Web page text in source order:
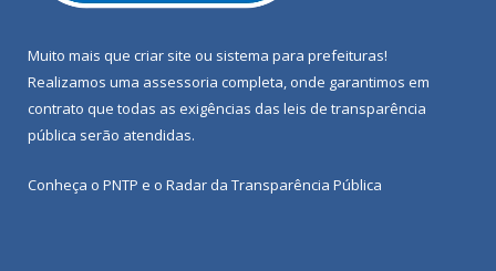
Muito mais que criar site ou sistema para prefeituras!
Realizamos uma assessoria completa, onde garantimos em
contrato que todas as exigências das leis de transparência
pública serão atendidas.
Conheça o PNTP e o Radar da Transparência Pública